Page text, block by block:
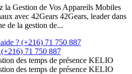
la Gestion de Vos Appareils Mobiles
avec 42Gears 42Gears, leader dans
de la gestion de...
? (+216) 71 750 887
71 750 887
des temps de présence KELIO
des temps de présence KELIO